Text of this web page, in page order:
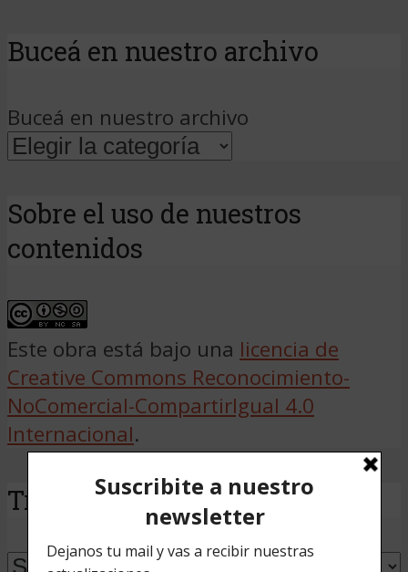
Buceá en nuestro archivo
Buceá en nuestro archivo
Sobre el uso de nuestros
contenidos
Este obra está bajo una licencia de
Creative Commons Reconocimiento-
NoComercial-CompartirIgual 4.0
Internacional.
Traducir